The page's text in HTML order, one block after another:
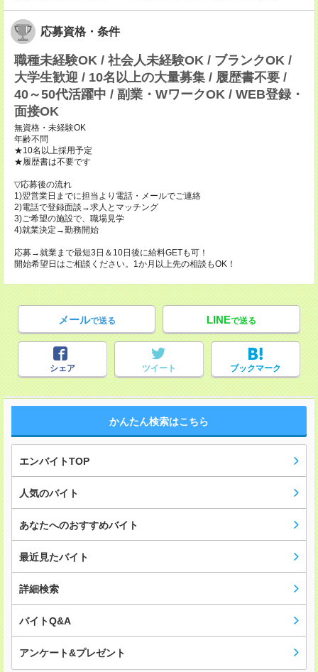
応募資格・条件
職種未経験OK / 社会人未経験OK / ブランクOK /
大学生歓迎 / 10名以上の大量募集 / 履歴書不要 /
40～50代活躍中 / 副業・WワークOK / WEB登録・
面接OK
無資格・未経験OK
年齢不問
★10名以上採用予定
★履歴書は不要です
▽応募後の流れ
1)翌営業日までに担当より電話・メールでご連絡
2)電話で登録面談→求人とマッチング
3)ご希望の施設で、職場見学
4)就業決定→勤務開始
応募→就業まで最短3日＆10日後に給料GETも可！
開始希望日はご相談ください。1か月以上先の相談もOK！
メールで送る LINEで送る
シェア ツイート ブックマーク
かんたん検索はこちら
エンバイトTOP
人気のバイト
あなたへのおすすめバイト
最近見たバイト
詳細検索
バイトQ&A
アンケート&プレゼント